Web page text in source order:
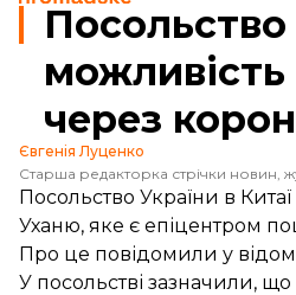
Посольство
можливість
через
Євгенія Луценко
Старша редакторка стрічки новин,
Посольство України в Китаї
Уханю, яке є епіцентром
Про це повідомили у
У посольстві зазначили,